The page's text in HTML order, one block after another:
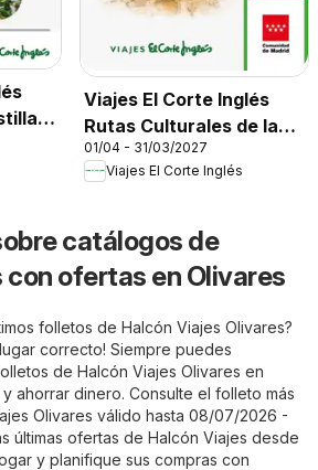
Viajes El Corte Inglés
Rutas Culturales de la
Comunidad de Madrid
01/04 - 31/03/2027
Viajes El Corte Inglés
catálogos de
con ofertas en Olivares
folletos de Halcón Viajes Olivares?
correcto! Siempre puedes
de Halcón Viajes Olivares en
y ahorrar dinero. Consulte el folleto más
Olivares válido hasta 08/07/2026 -
últimas ofertas de Halcón Viajes desde
y planifique sus compras con